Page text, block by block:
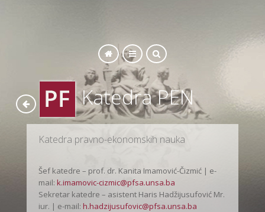
Katedra PEN
Katedra pravno-ekonomskih nauka
Šef katedre – prof. dr. Kanita Imamović-Čizmić | e-
mail: k.imamovic-cizmic@pfsa.unsa.ba
Sekretar katedre – asistent Haris Hadžijusufović Mr.
iur. | e-mail: h.hadzijusufovic@pfsa.unsa.ba